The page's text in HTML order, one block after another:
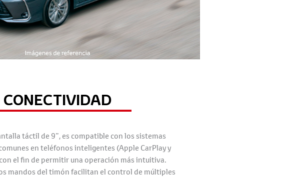
CONECTIVIDAD
táctil de 9”, es compatible con los sistemas
en teléfonos inteligentes (Apple CarPlay y
el fin de permitir una operación más intuitiva.
mandos del timón facilitan el control de múltiples